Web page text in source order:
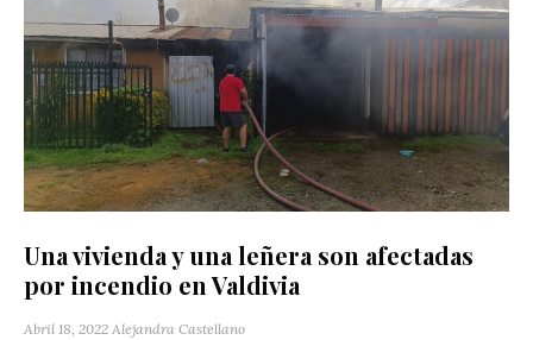
Una vivienda y una leñera son afectadas
por incendio en Valdivia
Abril 18, 2022 Alejandra Castellano